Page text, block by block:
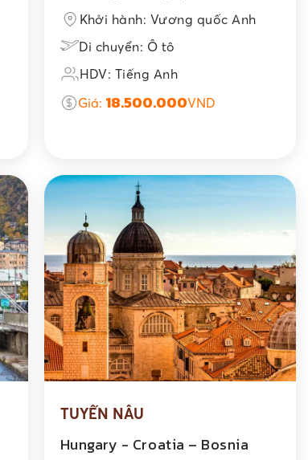
Khởi hành: Vương quốc Anh
Di chuyển: Ô tô
HDV: Tiếng Anh
Giá: 18.500.000VND
TUYẾN NÂU
Hungary - Croatia – Bosnia